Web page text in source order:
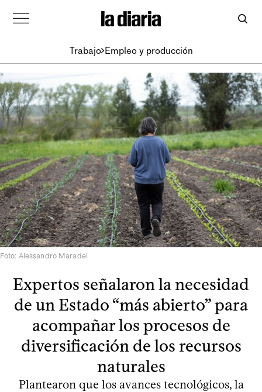
Trabajo Empleo y producción
Foto: Alessandro Maradei
Expertos señalaron la necesidad
de un Estado “más abierto” para
acompañar los procesos de
diversificación de los recursos
naturales
Plantearon que los avances tecnológicos, la